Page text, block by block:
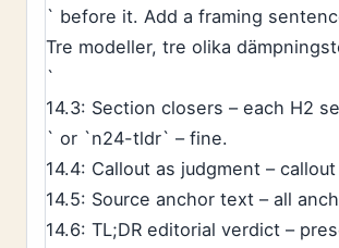
` before it. Add a framing
Tre modeller, tre olika
`
14.3: Section closers – each H2
` or `n24-tldr` – fine.
14.4: Callout as judgment –
14.5: Source anchor text – all
14.6: TL;DR editorial verdict –